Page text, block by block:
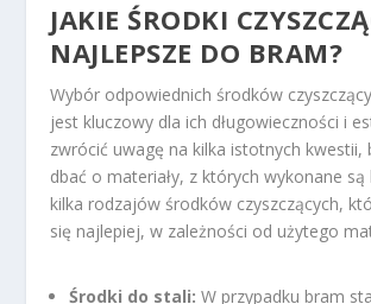
JAKIE ŚRODKI
NAJLEPSZE DO BRAM?
Wybór odpowiednich środków
jest kluczowy dla ich długowieczności i
zwrócić uwagę na kilka istotnych kwestii,
dbać o materiały, z których wykonane
kilka rodzajów środków czyszczących,
się najlepiej, w zależności od użytego
Środki do stali: W przypadku bram